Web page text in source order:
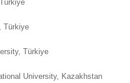
Türkiye
Türkiye
University, Kazakhstan